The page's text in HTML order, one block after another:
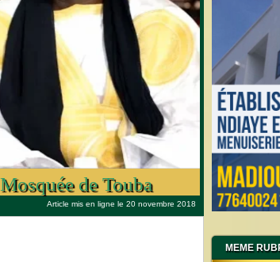
de Touba
Article mis en ligne le 20 novembre 2018
MEME